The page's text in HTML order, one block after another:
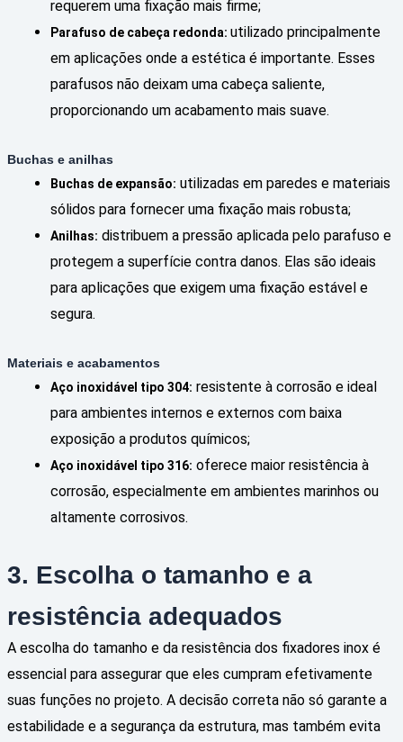
requerem uma fixação mais firme;
Parafuso de cabeça redonda:utilizado principalmente
em aplicações onde a estética é importante. Esses
parafusos não deixam uma cabeça saliente,
proporcionando um acabamento mais suave.
Buchas e anilhas
Buchas de expansão: utilizadas em paredes e materiais
sólidos para fornecer uma fixação mais robusta;
Anilhas: distribuem a pressão aplicada pelo parafuso e
protegem a superfície contra danos. Elas são ideais
para aplicações que exigem uma fixação estável e
segura.
Materiais e acabamentos
Aço inoxidável tipo 304: resistente à corrosão e ideal
para ambientes internos e externos com baixa
exposição a produtos químicos;
Aço inoxidável tipo 316: oferece maior resistência à
corrosão, especialmente em ambientes marinhos ou
altamente corrosivos.
3. Escolha o tamanho e a
resistência adequados
A escolha do tamanho e da resistência dos fixadores inox é
essencial para assegurar que eles cumpram efetivamente
suas funções no projeto. A decisão correta não só garante a
estabilidade e a segurança da estrutura, mas também evita